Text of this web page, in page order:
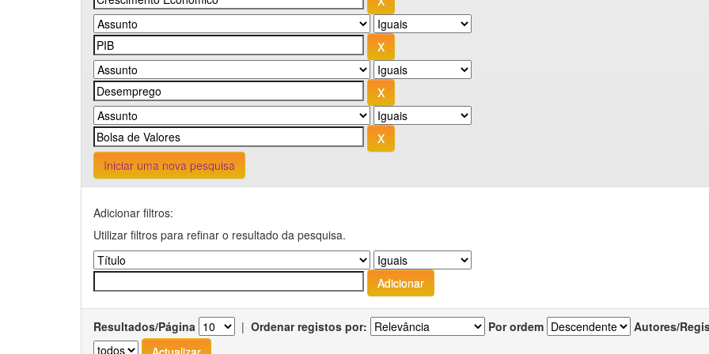
Iniciar uma nova pesquisa
Adicionar filtros:
Utilizar filtros para refinar o resultado da pesquisa.
Resultados/Página | Ordenar registos por: Por ordem Autores/